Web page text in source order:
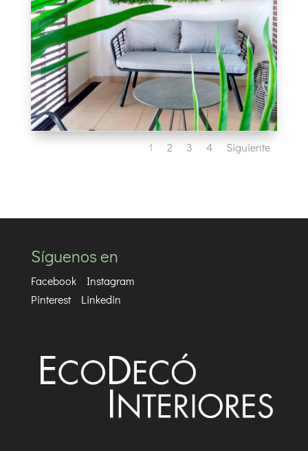
1 2 3 4 Siguiente
Síguenos en
Facebook
Instagram
Pinterest
Linkedin